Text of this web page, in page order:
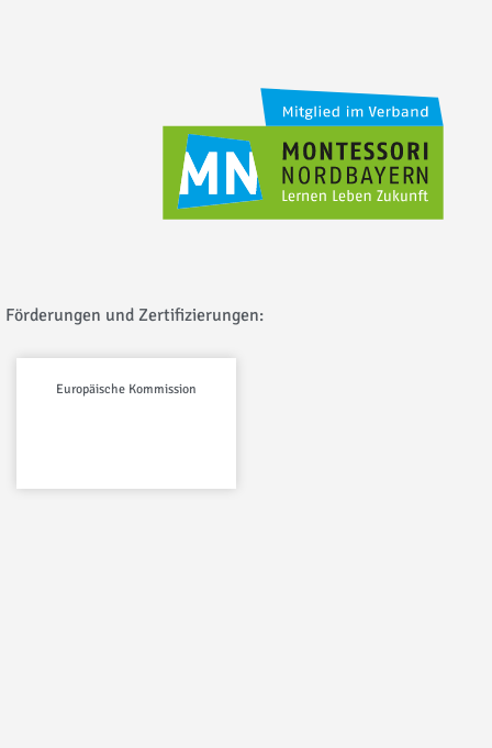
Förderungen und Zertifizierungen:
Europäische Kommission